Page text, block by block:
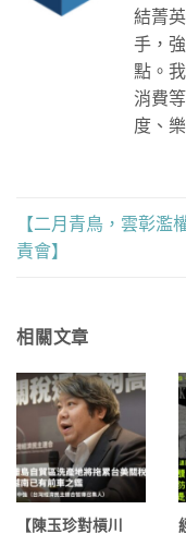
結菁
手，
點。
消費
度、
【二月青鳥，雲彰濫
責會】
相關文章
【陳玉珍對槓川